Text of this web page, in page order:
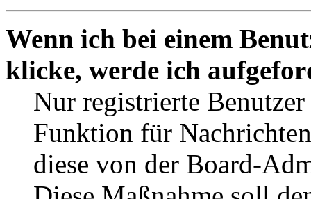
Wenn ich bei einem
klicke, werde ich
Nur registrierte
Funktion für
diese von der Board-